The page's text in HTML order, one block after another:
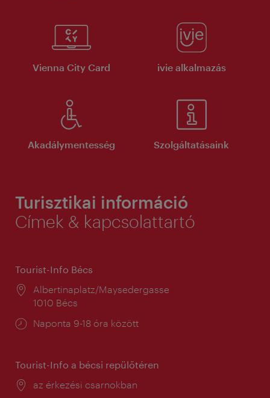
Vienna City Card ivie alkalmazás
Akadálymentesség Szolgáltatásaink
Turisztikai információ
Címek & kapcsolattartó
Tourist-Info Bécs
Helyszín:
Albertinaplatz/Maysedergasse
1010 Bécs
Nyitva
Naponta 9-18 óra között
Tourist-Info a bécsi repülőtéren
Helyszín:
az érkezési csarnokban